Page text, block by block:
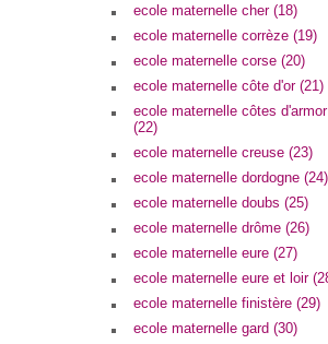
ecole maternelle cher (18)
ecole maternelle corrèze (19)
ecole maternelle corse (20)
ecole maternelle côte d'or (21)
ecole maternelle côtes d'armor
(22)
ecole maternelle creuse (23)
ecole maternelle dordogne (24)
ecole maternelle doubs (25)
ecole maternelle drôme (26)
ecole maternelle eure (27)
ecole maternelle eure et loir
ecole maternelle finistère (29)
ecole maternelle gard (30)